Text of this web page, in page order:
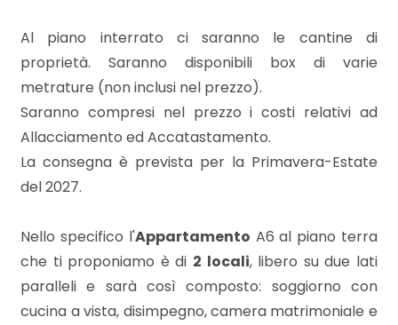
Al piano interrato ci saranno le cantine di
proprietà. Saranno disponibili box di varie
metrature (non inclusi nel prezzo).
Saranno compresi nel prezzo i costi relativi ad
Allacciamento ed Accatastamento.
La consegna è prevista per la Primavera-Estate
del 2027.
Nello specifico l'Appartamento A6 al piano terra
che ti proponiamo è di 2 locali, libero su due lati
paralleli e sarà così composto: soggiorno con
cucina a vista, disimpegno, camera matrimoniale e
2
3
5+